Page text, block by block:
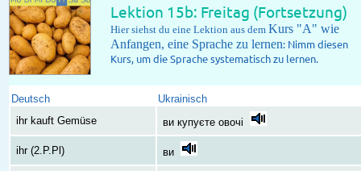
Lektion 15b: Freitag (Fortsetzung)
Hier siehst du eine Lektion aus dem Kurs "A" wie
Anfangen, eine Sprache zu lernen: Nimm diesen
Kurs, um die Sprache systematisch zu lernen.
Deutsch
Ukrainisch
ihr kauft Gemüse
ви купуєте овочі
ihr (2.P.Pl) ви